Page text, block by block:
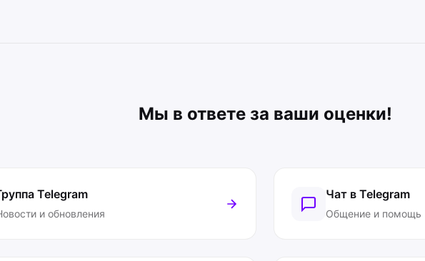
Мы в ответе за ваши оценки!
Telegram
и обновления
Чат в Telegram
Общение и помощь